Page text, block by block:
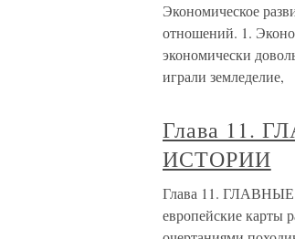
Экономическое
отношений. 1.
экономически
играли земледелие,
Глава 11.
ИСТОРИИ
Глава 11.
европейские карты